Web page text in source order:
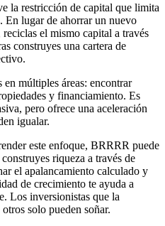
la restricción de capital que limita
En lugar de ahorrar un nuevo
el mismo capital a través
construyes una cartera de
múltiples áreas: encontrar
y financiamiento. Es
pero ofrece una aceleración
igualar.
este enfoque, BRRRR puede
riqueza a través de
el apalancamiento calculado y
de crecimiento te ayuda a
Los inversionistas que la
solo pueden soñar.